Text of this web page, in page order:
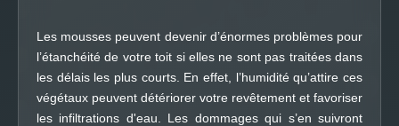
Les mousses peuvent devenir d’énormes problèmes pour
l’étanchéité de votre toit si elles ne sont pas traitées dans
les délais les plus courts. En effet, l’humidité qu’attire ces
végétaux peuvent détériorer votre revêtement et favoriser
les infiltrations d'eau. Les dommages qui s’en suivront